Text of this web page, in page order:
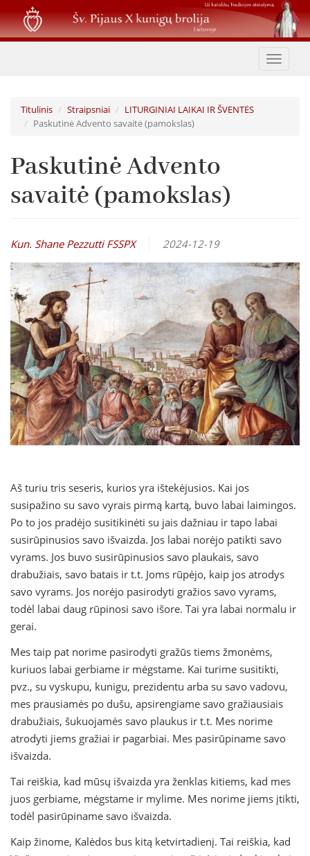
Pereiti
į
pagrindinį
Toggle
Titulinis Straipsniai
LITURGINIAI LAIKAI IR ŠVENTĖS
Paskutinė Advento savaitė (pamokslas)
Paskutinė Advento
savaitė (pamokslas)
Kun. Shane Pezzutti FSSPX 2024-12-19
Aš turiu tris seseris, kurios yra ištekėjusios. Kai jos
susipažino su savo vyrais pirmą kartą, buvo labai laimingos.
Po to jos pradėjo susitikinėti su jais dažniau ir tapo labai
susirūpinusios savo išvaizda. Jos labai norėjo patikti savo
vyrams. Jos buvo susirūpinusios savo plaukais, savo
drabužiais, savo batais ir t.t. Joms rūpėjo, kaip jos atrodys
savo vyrams. Jos norėjo pasirodyti gražios savo vyrams,
todėl labai daug rūpinosi savo išore. Tai yra labai normalu ir
gerai.
Mes taip pat norime pasirodyti gražūs tiems žmonėms,
kuriuos labai gerbiame ir mėgstame. Kai turime susitikti,
pvz., su vyskupu, kunigu, prezidentu arba su savo vadovu,
mes prausiamės po dušu, apsirengiame savo gražiausiais
drabužiais, šukuojamės savo plaukus ir t.t. Mes norime
atrodyti jiems gražiai ir pagarbiai. Mes pasirūpiname savo
išvaizda.
Tai reiškia, kad mūsų išvaizda yra ženklas kitiems, kad mes
juos gerbiame, mėgstame ir mylime. Mes norime jiems įtikti,
todėl pasirūpiname savo išvaizda.
Kaip žinome, Kalėdos bus kitą ketvirtadienį. Tai reiškia, kad